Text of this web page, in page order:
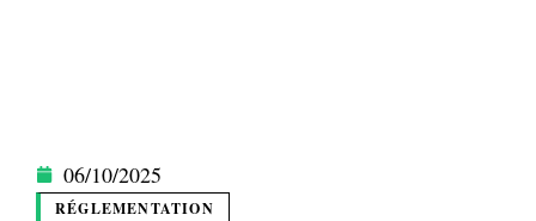
06/10/2025
RÉGLEMENTATION